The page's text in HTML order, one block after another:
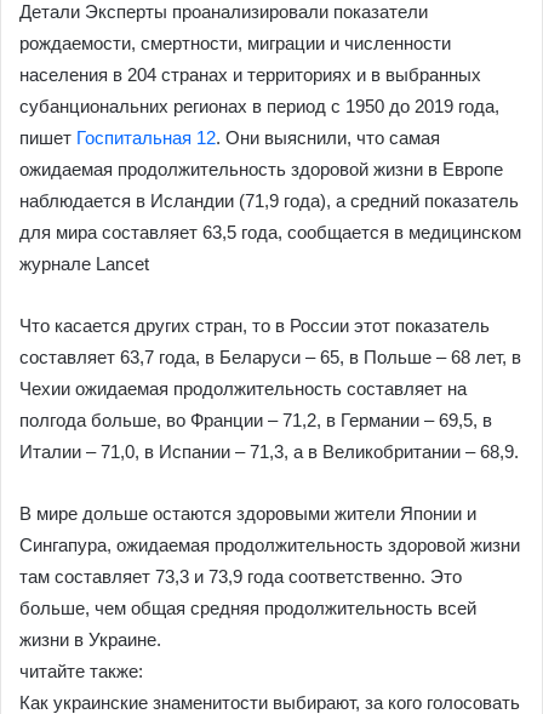
Детали Эксперты проанализировали показатели
рождаемости, смертности, миграции и численности
населения в 204 странах и территориях и в выбранных
субанциональних регионах в период с 1950 до 2019 года,
пишет Госпитальная 12. Они выяснили, что самая
ожидаемая продолжительность здоровой жизни в Европе
наблюдается в Исландии (71,9 года), а средний показатель
для мира составляет 63,5 года, сообщается в медицинском
журнале Lancet
Что касается других стран, то в России этот показатель
составляет 63,7 года, в Беларуси – 65, в Польше – 68 лет, в
Чехии ожидаемая продолжительность составляет на
полгода больше, во Франции – 71,2, в Германии – 69,5, в
Италии – 71,0, в Испании – 71,3, а в Великобритании – 68,9.
В мире дольше остаются здоровыми жители Японии и
Сингапура, ожидаемая продолжительность здоровой жизни
там составляет 73,3 и 73,9 года соответственно. Это
больше, чем общая средняя продолжительность всей
жизни в Украине.
читайте также:
Как украинские знаменитости выбирают, за кого голосовать